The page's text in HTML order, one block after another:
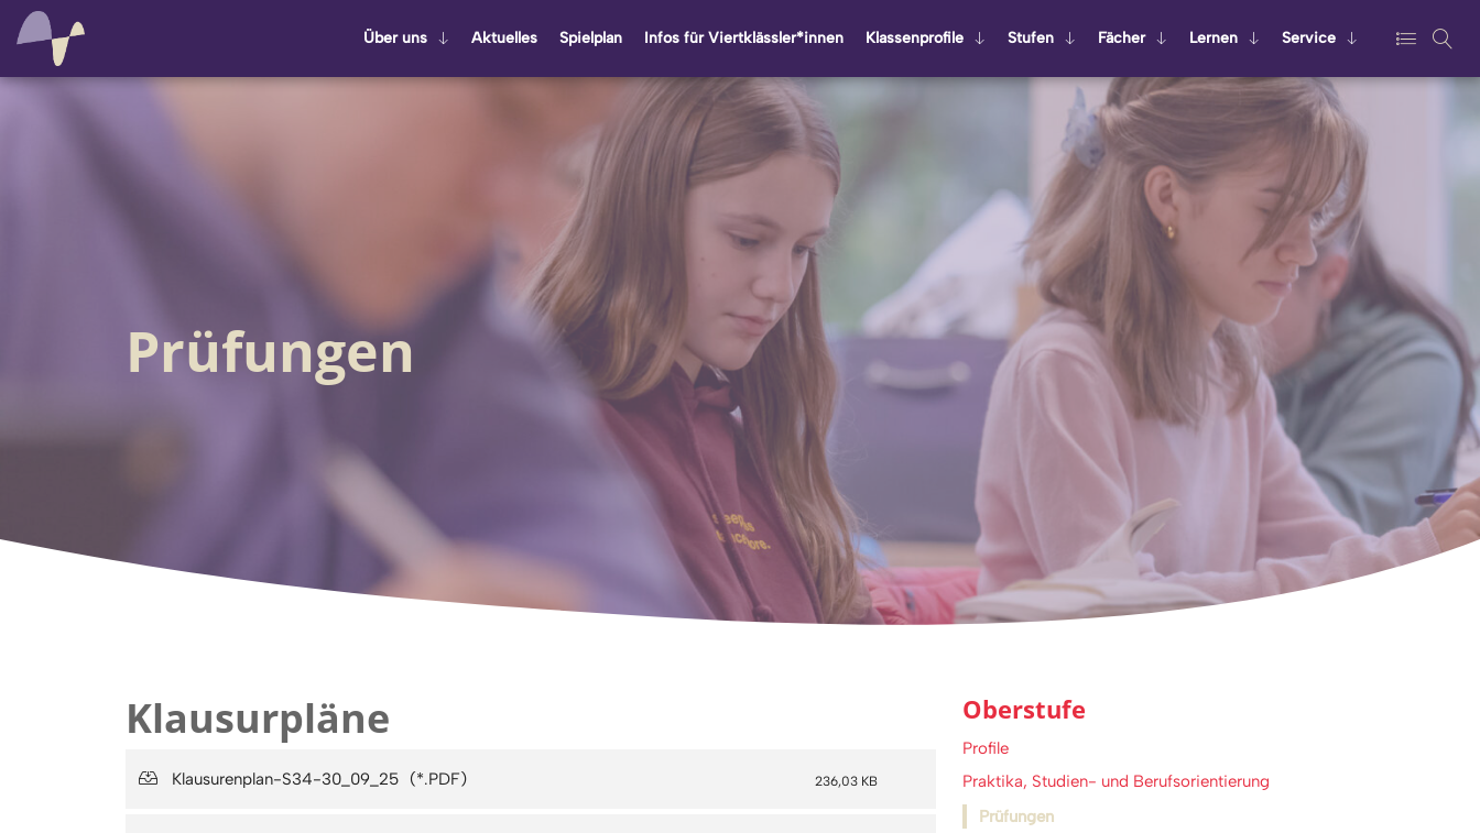
Über uns Ak­tu­el­les Spiel­plan Infos für Viert­kläss­ler*innen Klas­sen­pro­fi­le Stu­fen Fä­cher Ler­nen Ser­vice
Prüfungen
Klausurpläne
Klausurenplan-S34-30_09_25 236,03 KB
Oberstufe
Profile
Praktika, Studien- und Berufsorientierung
Prüfungen